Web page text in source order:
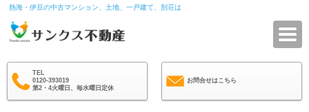
熱海・伊豆の中古マンション、土地、一戸建て、別荘は
TEL
0120-393019
第2・4火曜日、毎水曜日定休
お問合せはこちら